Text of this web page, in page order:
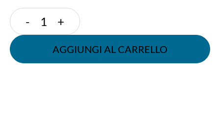
-
COPERCHIO
PIATTO
SENZA
FORO
+
AGGIUNGI AL CARRELLO